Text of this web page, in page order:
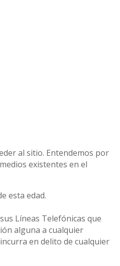
al sitio. Entendemos por
existentes en el
esta edad.
Líneas Telefónicas que
alguna a cualquier
en delito de cualquier